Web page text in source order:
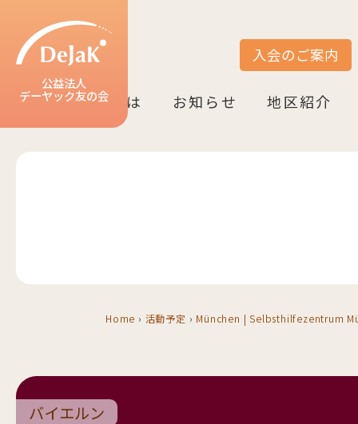
公益法人
デーヤック友の会
サイト内検索 入会のご案内
DeJaK友の会とは
DeJaK-友の会とは
入会のご案内
活動紹介
デーヤック発行冊子のご案内
設立10周年記念（2022）
お知らせ
地区紹介
Home › 活動予定 › München | Selbsthilfezentrum
バイエルン